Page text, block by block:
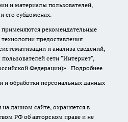
и материалы пользователей,
его субдоменах.
рекомендательные
предоставления
и анализа сведений,
сети "Интернет",
Федерации)». Подробнее
и обработки персональных данных
данном сайте, охраняется в
РФ об авторском праве и не